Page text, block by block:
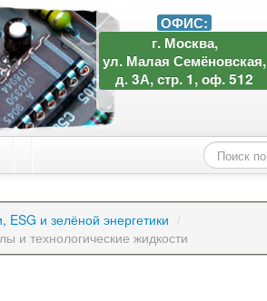
ОФИС:
г. Москва,
ул. Малая Семёновская,
д. 3А, стр. 1, оф. 512
ESG и зелёной энергетики /
и технологические жидкости